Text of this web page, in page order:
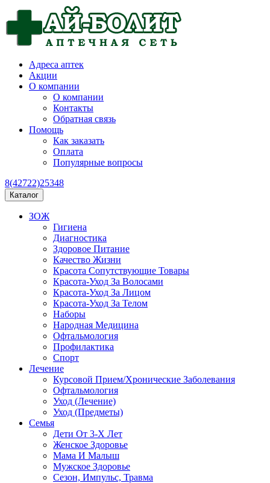
Адреса аптек
Акции
О компании
О компании
Контакты
Обратная связь
Помощь
Как заказать
Оплата
Популярные вопросы
8(42722)25348
Каталог
ЗОЖ
Гигиена
Диагностика
Здоровое Питание
Качество Жизни
Красота Сопутствующие Товары
Красота-Уход За Волосами
Красота-Уход За Лицом
Красота-Уход За Телом
Наборы
Народная Медицина
Офтальмология
Профилактика
Спорт
Лечение
Курсовой Прием/Хронические Заболевания
Офтальмология
Уход (Лечение)
Уход (Предметы)
Семья
Дети От 3-Х Лет
Женское Здоровье
Мама И Малыш
Мужское Здоровье
Сезон, Импульс, Травма